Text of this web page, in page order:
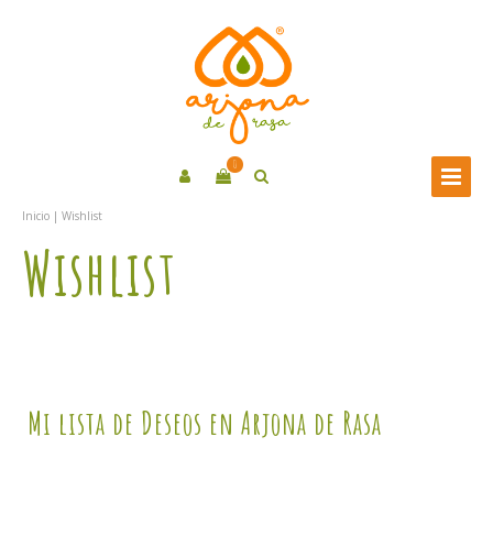
0
Inicio | Wishlist
Wishlist
Mi lista de Deseos en Arjona de Rasa